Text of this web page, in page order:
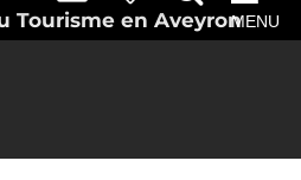
Tourisme en AveyronMENU